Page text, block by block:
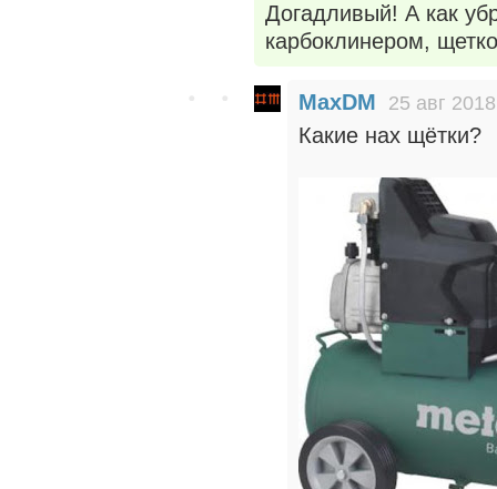
Догадливый! А как
карбоклинером,
MaxDM 25 авг
Какие нах щётки?